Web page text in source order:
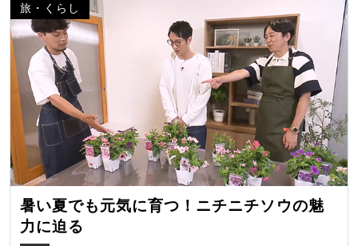
旅・くらし
暑い夏でも元気に育つ！ニチニチソウの魅
力に迫る